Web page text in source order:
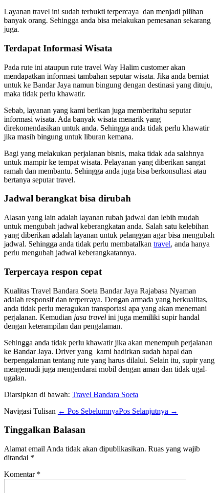
Layanan travel ini sudah terbukti terpercaya dan menjadi pilihan
banyak orang. Sehingga anda bisa melakukan pemesanan sekarang
juga.
Terdapat Informasi Wisata
Pada rute ini ataupun rute travel Way Halim customer akan
mendapatkan informasi tambahan seputar wisata. Jika anda berniat
untuk ke Bandar Jaya namun bingung dengan destinasi yang dituju,
maka tidak perlu khawatir.
Sebab, layanan yang kami berikan juga memberitahu seputar
informasi wisata. Ada banyak wisata menarik yang
direkomendasikan untuk anda. Sehingga anda tidak perlu khawatir
jika masih bingung untuk liburan kemana.
Bagi yang melakukan perjalanan bisnis, maka tidak ada salahnya
untuk mampir ke tempat wisata. Pelayanan yang diberikan sangat
ramah dan membantu. Sehingga anda juga bisa berkonsultasi atau
bertanya seputar travel.
Jadwal berangkat bisa dirubah
Alasan yang lain adalah layanan rubah jadwal dan lebih mudah
untuk mengubah jadwal keberangkatan anda. Salah satu kelebihan
yang diberikan adalah layanan untuk pelanggan agar bisa mengubah
jadwal. Sehingga anda tidak perlu membatalkan travel, anda hanya
perlu mengubah jadwal keberangkatannya.
Terpercaya respon cepat
Kualitas Travel Bandara Soeta Bandar Jaya Rajabasa Nyaman
adalah responsif dan terpercaya. Dengan armada yang berkualitas,
anda tidak perlu meragukan transportasi apa yang akan menemani
perjalanan. Kemudian jasa travel ini juga memiliki supir handal
dengan keterampilan dan pengalaman.
Sehingga anda tidak perlu khawatir jika akan menempuh perjalanan
ke Bandar Jaya. Driver yang kami hadirkan sudah hapal dan
berpengalaman tentang rute yang harus dilalui. Selain itu, supir yang
mengemudi juga mengendarai mobil dengan aman dan tidak ugal-
ugalan.
Diarsipkan di bawah: Travel Bandara Soeta
Navigasi Tulisan ← Pos SebelumnyaPos Selanjutnya →
Tinggalkan Balasan
Alamat email Anda tidak akan dipublikasikan. Ruas yang wajib
ditandai *
Komentar *